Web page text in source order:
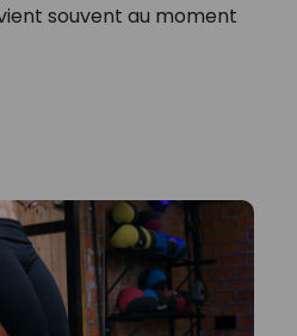
souvent au moment